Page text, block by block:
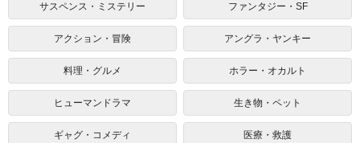
サスペンス・ミステリー ファンタジー・SF
アクション・冒険 アングラ・ヤンキー
料理・グルメ ホラー・オカルト
ヒューマンドラマ 生き物・ペット
ギャグ・コメディ 医療・救護